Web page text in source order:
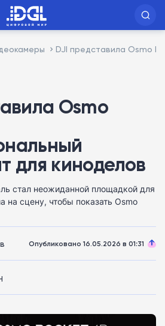
DJI представила Osmo
Osmo
для киноделов
стал неожиданной площадкой для
сцену, чтобы показать Osmo
Опубликовано 16.05.2026 в 01:31